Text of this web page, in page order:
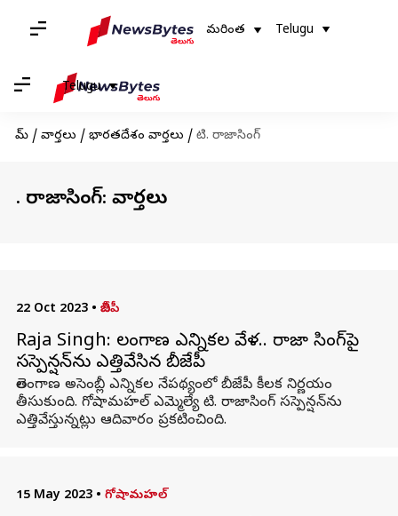
మరింత Telugu
Telugu
హోమ్ / వార్తలు / భారతదేశం వార్తలు / టి. రాజాసింగ్
టి. రాజాసింగ్: వార్తలు
22 Oct 2023 • బీజేపీ
Raja Singh: తెలంగాణ ఎన్నికల వేళ.. రాజా సింగ్‌పై
సస్పెన్షన్‌ను ఎత్తివేసిన బీజేపీ
తెలంగాణ అసెంబ్లీ ఎన్నికల నేపథ్యంలో బీజేపీ కీలక నిర్ణయం
తీసుకుంది. గోషామహల్ ఎమ్మెల్యే టి. రాజాసింగ్ సస్పెన్షన్‌ను
ఎత్తివేస్తున్నట్లు ఆదివారం ప్రకటించింది.
15 May 2023 • గోషామహల్